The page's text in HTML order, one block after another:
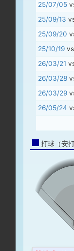
25/07/05
25/09/13
25/09/20
25/10/19
26/03/21
26/03/28
26/03/29
26/05/24
打球（安打